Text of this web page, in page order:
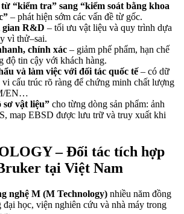
“kiểm tra” sang “kiểm soát bằng khoa
– phát hiện sớm các vấn đề từ gốc.
gian R&D – tối ưu vật liệu và quy trình dựa
vì thử–sai.
chính xác – giảm phế phẩm, hạn chế
độ tin cậy với khách hàng.
và làm việc với đối tác quốc tế– có dữ
vi cấu trúc rõ ràng để chứng minh chất lượng
EN…
vật liệu” cho từng dòng sản phẩm: ảnh
map EBSD được lưu trữ và truy xuất khi
– Đối tác tích hợp
tại Việt Nam
nghệ M (M Technology) nhiều năm đồng
đại học, viện nghiên cứu và nhà máy trong